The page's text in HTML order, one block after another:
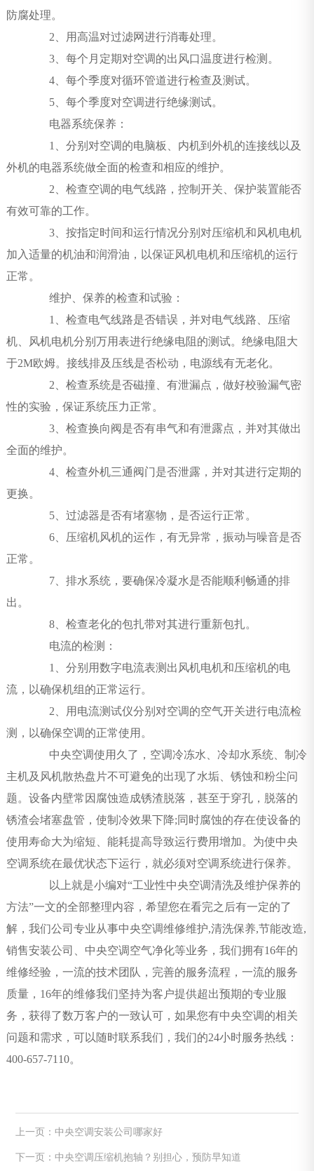
防腐处理。
2、用高温对过滤网进行消毒处理。
3、每个月定期对空调的出风口温度进行检测。
4、每个季度对循环管道进行检查及测试。
5、每个季度对空调进行绝缘测试。
电器系统保养：
1、分别对空调的电脑板、内机到外机的连接线以及
外机的电器系统做全面的检查和相应的维护。
2、检查空调的电气线路，控制开关、保护装置能否
有效可靠的工作。
3、按指定时间和运行情况分别对压缩机和风机电机
加入适量的机油和润滑油，以保证风机电机和压缩机的运行
正常。
维护、保养的检查和试验：
1、检查电气线路是否错误，并对电气线路、压缩
机、风机电机分别万用表进行绝缘电阻的测试。绝缘电阻大
于2M欧姆。接线排及压线是否松动，电源线有无老化。
2、检查系统是否磁撞、有泄漏点，做好校验漏气密
性的实验，保证系统压力正常。
3、检查换向阀是否有串气和有泄露点，并对其做出
全面的维护。
4、检查外机三通阀门是否泄露，并对其进行定期的
更换。
5、过滤器是否有堵塞物，是否运行正常。
6、压缩机风机的运作，有无异常，振动与噪音是否
正常。
7、排水系统，要确保冷凝水是否能顺利畅通的排
出。
8、检查老化的包扎带对其进行重新包扎。
电流的检测：
1、分别用数字电流表测出风机电机和压缩机的电
流，以确保机组的正常运行。
2、用电流测试仪分别对空调的空气开关进行电流检
测，以确保空调的正常使用。
中央空调使用久了，空调冷冻水、冷却水系统、制冷
主机及风机散热盘片不可避免的出现了水垢、锈蚀和粉尘问
题。设备内壁常因腐蚀造成锈渣脱落，甚至于穿孔，脱落的
锈渣会堵塞盘管，使制冷效果下降;同时腐蚀的存在使设备的
使用寿命大为缩短、能耗提高导致运行费用增加。为使中央
空调系统在最优状态下运行，就必须对空调系统进行保养。
以上就是小编对“工业性中央空调清洗及维护保养的
方法”一文的全部整理内容，希望您在看完之后有一定的了
解，我们公司专业从事中央空调维修维护,清洗保养,节能改造,
销售安装公司、中央空调空气净化等业务，我们拥有16年的
维修经验，一流的技术团队，完善的服务流程，一流的服务
质量，16年的维修我们坚持为客户提供超出预期的专业服
务，获得了数万客户的一致认可，如果您有中央空调的相关
问题和需求，可以随时联系我们，我们的24小时服务热线：
400-657-7110。
上一页：中央空调安装公司哪家好
下一页：中央空调压缩机抱轴？别担心，预防早知道